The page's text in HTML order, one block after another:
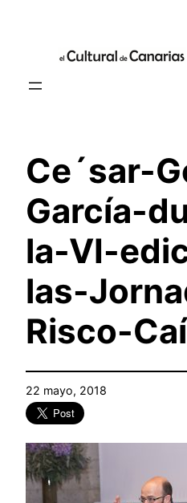
contenido
Ce´sar-
García-
la-VI-
las-
Risco-
22 mayo, 2018